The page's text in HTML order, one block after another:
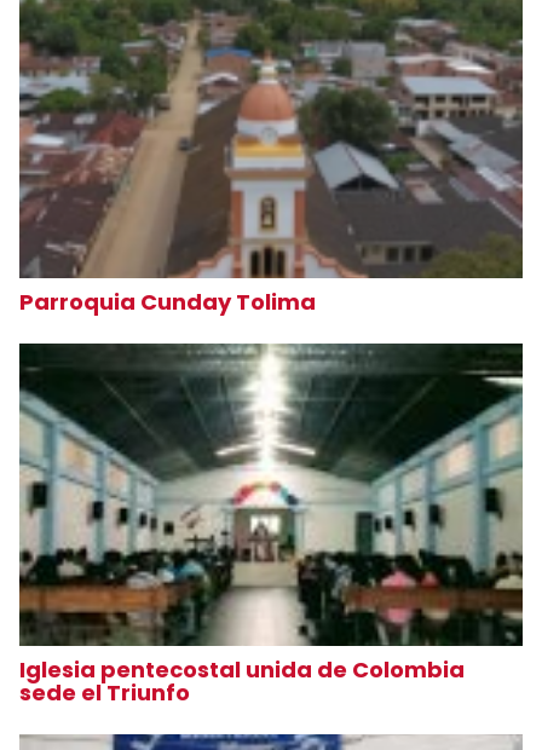
Parroquia Cunday Tolima
Iglesia pentecostal unida de Colombia
sede el Triunfo